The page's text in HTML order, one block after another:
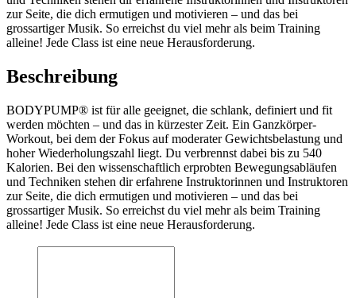
zur Seite, die dich ermutigen und motivieren – und das bei
grossartiger Musik. So erreichst du viel mehr als beim Training
alleine! Jede Class ist eine neue Herausforderung.
Beschreibung
BODYPUMP® ist für alle geeignet, die schlank, definiert und fit
werden möchten – und das in kürzester Zeit. Ein Ganzkörper-
Workout, bei dem der Fokus auf moderater Gewichtsbelastung und
hoher Wiederholungszahl liegt. Du verbrennst dabei bis zu 540
Kalorien. Bei den wissenschaftlich erprobten Bewegungsabläufen
und Techniken stehen dir erfahrene Instruktorinnen und Instruktoren
zur Seite, die dich ermutigen und motivieren – und das bei
grossartiger Musik. So erreichst du viel mehr als beim Training
alleine! Jede Class ist eine neue Herausforderung.